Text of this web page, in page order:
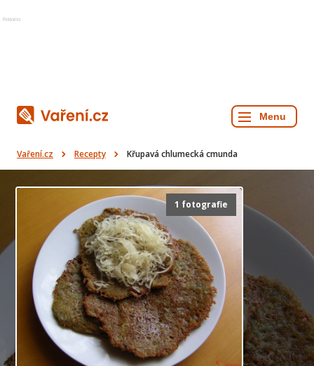
Reklama
Vaření.cz Recepty Křupavá chlumecká cmunda
1 fotografie